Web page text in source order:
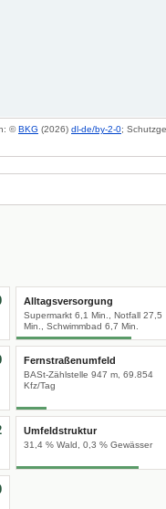
©BKG (2026) dl-de/by-2-0;
Alltagsversorgung
Supermarkt 6,1 Min., Notfall 27,5
Min., Schwimmbad 6,7 Min.
Fernstraßenumfeld
BASt-Zählstelle 947 m, 69.854
Kfz/Tag
Umfeldstruktur
31,4 % Wald, 0,3 % Gewässer